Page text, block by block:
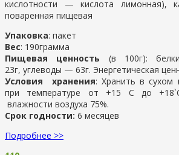
кислотности — кислота лимонная),
поваренная пищевая
Упаковка: пакет
Вес: 190грамма
Пищевая ценность (в 100г):
23г, углеводы — 63г. Энергетическая
Условия хранения: Хранить в сухом
при температуре от +15 С до
влажности воздуха 75%.
Срок годности: 6 месяцев
Подробнее >>